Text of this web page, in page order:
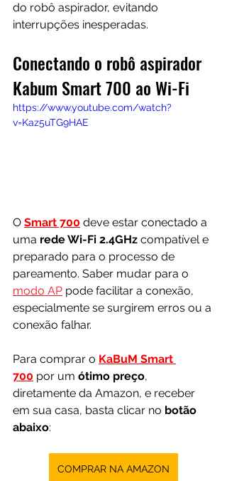
do robô aspirador, evitando
interrupções inesperadas.
Conectando o robô aspirador
Kabum Smart 700 ao Wi-Fi
https://www.youtube.com/watch?
v=Kaz5uTG9HAE
O Smart 700 deve estar conectado a
uma rede Wi-Fi 2.4GHz compatível e
preparado para o processo de
pareamento. Saber mudar para o
modo AP pode facilitar a conexão,
especialmente se surgirem erros ou a
conexão falhar.
Para comprar o KaBuM Smart
700 por um ótimo preço,
diretamente da Amazon, e receber
em sua casa, basta clicar no botão
abaixo:
COMPRAR NA AMAZON